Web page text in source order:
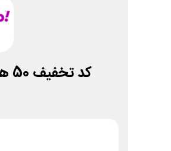
کد تخفیف 50 هزار تومانی خرید اول ماه اسنپ شاپ